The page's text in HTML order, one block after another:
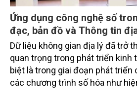
Ứng dụng công nghệ số
đạc, bản đồ và Thông tin
Dữ liệu không gian địa lý đã trở
quan trọng trong phát triển kinh
biệt là trong giai đoạn phát triển
các chương trình số hóa như